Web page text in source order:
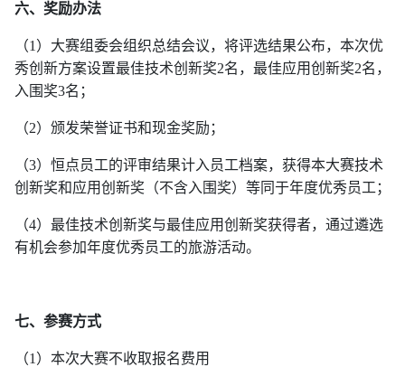
六、奖励办法
（1 ）大赛组委会组织总结会议，将评选结果公布，本次优
秀创新方案设置最佳技术创新奖2名，最佳应用创新奖2名，
入围奖3名；
（2）颁发荣誉证书和现金奖励；
（3）恒点员工的评审结果计入员工档案，获得本大赛技术
创新奖和应用创 新奖（不含入围奖）等同于年度优秀员工；
（4）最佳技术创新奖与最佳应用创新奖获得者，通过遴选
有机会参加年度优秀员工的旅游活动。
七、参赛方式
（1）本次大赛不收取报名费用